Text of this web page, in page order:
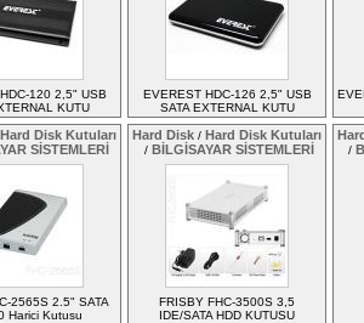
120 2,5" USB
KUTU
EVEREST HDC-126 2,5" USB
SATA EXTERNAL KUTU
Hard Disk Kutuları
SİSTEMLERİ
2565S 2.5" SATA
Harici Kutusu
Hard Disk / Hard Disk Kutuları
/ BİLGİSAYAR SİSTEMLERİ
FRISBY FHC-3500S 3,5
IDE/SATA HDD KUTUSU
/